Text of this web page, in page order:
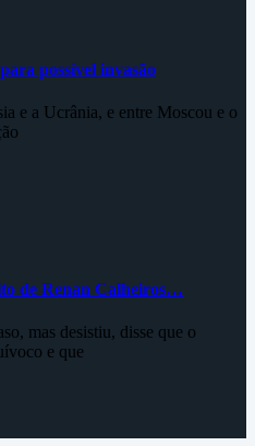
possível invasão
e a Ucrânia, e entre Moscou e o
de Renan Calheiros…
mas desistiu, disse que o
e que